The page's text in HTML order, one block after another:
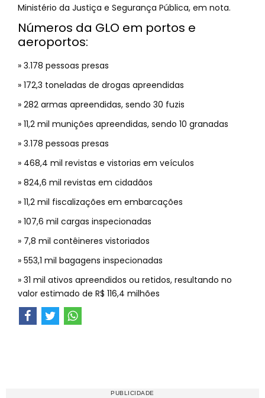
Ministério da Justiça e Segurança Pública, em nota.
Números da GLO em portos e
aeroportos:
» 3.178 pessoas presas
» 172,3 toneladas de drogas apreendidas
» 282 armas apreendidas, sendo 30 fuzis
» 11,2 mil munições apreendidas, sendo 10 granadas
» 3.178 pessoas presas
» 468,4 mil revistas e vistorias em veículos
» 824,6 mil revistas em cidadãos
» 11,2 mil fiscalizações em embarcações
» 107,6 mil cargas inspecionadas
» 7,8 mil contêineres vistoriados
» 553,1 mil bagagens inspecionadas
» 31 mil ativos apreendidos ou retidos, resultando no
valor estimado de R$ 116,4 milhões